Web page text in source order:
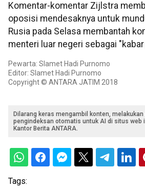
Komentar-komentar Zijlstra
oposisi mendesaknya untuk
Rusia pada Selasa membantah
menteri luar negeri sebagai
Pewarta: Slamet Hadi Purnomo
Editor: Slamet Hadi Purnomo
Copyright © ANTARA JATIM 2018
Dilarang keras mengambil konten,
pengindeksan otomatis untuk AI di situs web
Kantor Berita ANTARA.
Tags: